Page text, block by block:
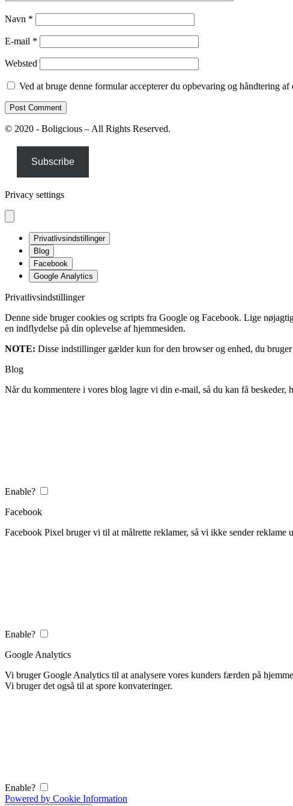
Navn *
E-mail *
Websted
Ved at bruge denne formular accepterer du opbevaring og håndtering af
© 2020 - Boligcious – All Rights Reserved.
Subscribe
Privacy settings
Privatlivsindstillinger
Blog
Facebook
Google Analytics
Privatlivsindstillinger
Denne side bruger cookies og scripts fra Google og Facebook. Lige
en indflydelse på din oplevelse af hjemmesiden.
NOTE: Disse indstillinger gælder kun for den browser og enhed, du
Blog
Når du kommentere i vores blog lagre vi din e-mail, så du kan få beskeder,
Enable?
Facebook
Facebook Pixel bruger vi til at målrette reklamer, så vi ikke sender
Enable?
Google Analytics
Vi bruger Google Analytics til at analysere vores kunders færden på
Vi bruger det også til at spore konvateringer.
Enable?
Powered by Cookie Information